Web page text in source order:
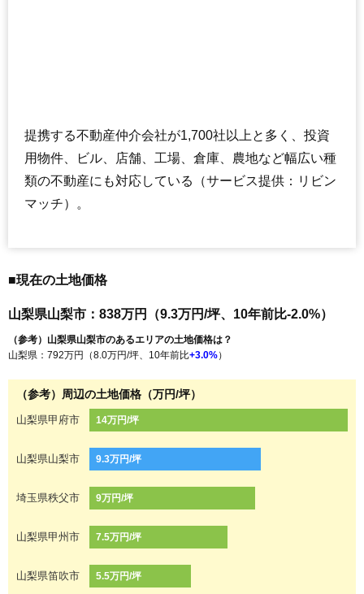
提携する不動産仲介会社が1,700社以上と多く、投資
用物件、ビル、店舗、工場、倉庫、農地など幅広い種
類の不動産にも対応している（サービス提供：リビン
マッチ）。
■現在の土地価格
山梨県山梨市：838万円（9.3万円/坪、10年前比-2.0%）
（参考）山梨県山梨市のあるエリアの土地価格は？
山梨県：792万円（8.0万円/坪、10年前比+3.0%）
（参考）周辺の土地価格（万円/坪）
山梨県甲府市 14万円/坪
山梨県山梨市 9.3万円/坪
埼玉県秩父市 9万円/坪
山梨県甲州市 7.5万円/坪
山梨県笛吹市 5.5万円/坪